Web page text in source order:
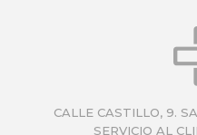
CALLE CASTILLO, 9.
SERVICIO AL